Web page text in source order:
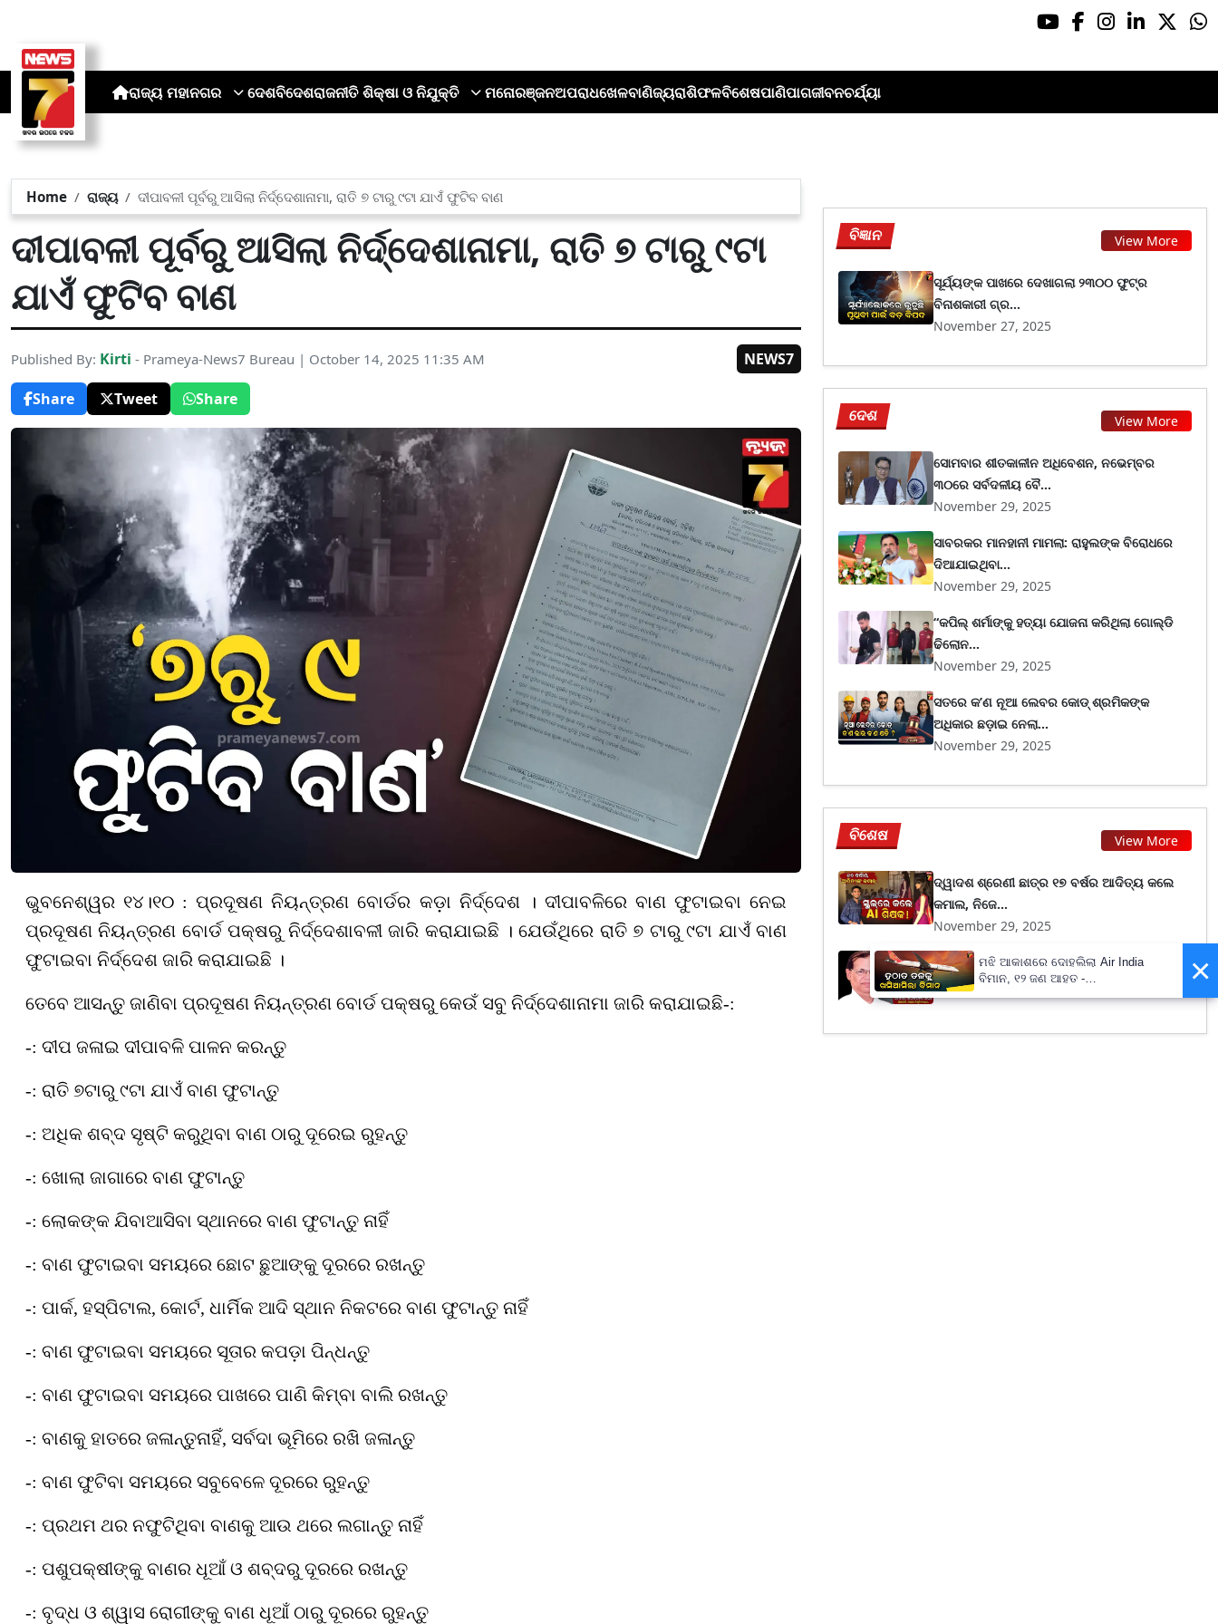
ରାଜ୍ୟ ମହାନଗର ଦେଶବିଦେଶରାଜନୀତି ଶିକ୍ଷା ଓ ନିଯୁକ୍ତି ମନୋରଞ୍ଜନଅପରାଧଖେଳବାଣିଜ୍ୟରାଶିଫଳବିଶେଷପାଣିପାଗଜୀବନଚର୍ଯ୍ୟା
Home ରାଜ୍ୟ ଦୀପାବଳୀ ପୂର୍ବରୁ ଆସିଲା ନିର୍ଦ୍ଦେଶାନାମା, ରାତି ୭ ଟାରୁ ୯ଟା ଯାଏଁ ଫୁଟିବ ବାଣ
ଦୀପାବଳୀ ପୂର୍ବରୁ ଆସିଲା ନିର୍ଦ୍ଦେଶାନାମା, ରାତି ୭ ଟାରୁ ୯ଟା
ଯାଏଁ ଫୁଟିବ ବାଣ
Published By: Kirti - Prameya-News7 Bureau | October 14, 2025 11:35 AM
NEWS7
Share
Tweet Share
ଭୁବନେଶ୍ୱର ୧୪।୧୦ : ପ୍ରଦୂଷଣ ନିୟନ୍ତ୍ରଣ ବୋର୍ଡର କଡ଼ା ନିର୍ଦ୍ଦେଶ । ଦୀପାବଳିରେ ବାଣ ଫୁଟାଇବା ନେଇ
ପ୍ରଦୂଷଣ ନିୟନ୍ତ୍ରଣ ବୋର୍ଡ ପକ୍ଷରୁ ନିର୍ଦ୍ଦେଶାବଳୀ ଜାରି କରାଯାଇଛି । ଯେଉଁଥିରେ ରାତି ୭ ଟାରୁ ୯ଟା ଯାଏଁ ବାଣ
ଫୁଟାଇବା ନିର୍ଦ୍ଦେଶ ଜାରି କରାଯାଇଛି ।
ତେବେ ଆସନ୍ତୁ ଜାଣିବା ପ୍ରଦୂଷଣ ନିୟନ୍ତ୍ରଣ ବୋର୍ଡ ପକ୍ଷରୁ କେଉଁ ସବୁ ନିର୍ଦ୍ଦେଶାନାମା ଜାରି କରାଯାଇଛି-:
-: ଦୀପ ଜଳାଇ ଦୀପାବଳି ପାଳନ କରନ୍ତୁ
-: ରାତି ୭ଟାରୁ ୯ଟା ଯାଏଁ ବାଣ ଫୁଟାନ୍ତୁ
-: ଅଧିକ ଶବ୍ଦ ସୃଷ୍ଟି କରୁଥିବା ବାଣ ଠାରୁ ଦୂରେଇ ରୁହନ୍ତୁ
-: ଖୋଲା ଜାଗାରେ ବାଣ ଫୁଟାନ୍ତୁ
-: ଲୋକଙ୍କ ଯିବାଆସିବା ସ୍ଥାନରେ ବାଣ ଫୁଟାନ୍ତୁ ନାହିଁ
-: ବାଣ ଫୁଟାଇବା ସମୟରେ ଛୋଟ ଛୁଆଙ୍କୁ ଦୂରରେ ରଖନ୍ତୁ
-: ପାର୍କ, ହସ୍ପିଟାଲ, କୋର୍ଟ, ଧାର୍ମିକ ଆଦି ସ୍ଥାନ ନିକଟରେ ବାଣ ଫୁଟାନ୍ତୁ ନାହିଁ
-: ବାଣ ଫୁଟାଇବା ସମୟରେ ସୂତାର କପଡ଼ା ପିନ୍ଧନ୍ତୁ
-: ବାଣ ଫୁଟାଇବା ସମୟରେ ପାଖରେ ପାଣି କିମ୍ବା ବାଲି ରଖନ୍ତୁ
-: ବାଣକୁ ହାତରେ ଜଳାନ୍ତୁନାହିଁ, ସର୍ବଦା ଭୂମିରେ ରଖି ଜଳାନ୍ତୁ
-: ବାଣ ଫୁଟିବା ସମୟରେ ସବୁବେଳେ ଦୂରରେ ରୁହନ୍ତୁ
-: ପ୍ରଥମ ଥର ନଫୁଟିଥିବା ବାଣକୁ ଆଉ ଥରେ ଲଗାନ୍ତୁ ନାହିଁ
-: ପଶୁପକ୍ଷୀଙ୍କୁ ବାଣର ଧୂଆଁ ଓ ଶବ୍ଦରୁ ଦୂରରେ ରଖନ୍ତୁ
-: ବୃଦ୍ଧ ଓ ଶ୍ୱାସ ରୋଗୀଙ୍କୁ ବାଣ ଧୂଆଁ ଠାରୁ ଦୂରରେ ରୁହନ୍ତୁ
ବିଜ୍ଞାନ View More
ସୂର୍ଯ୍ୟଙ୍କ ପାଖରେ ଦେଖାଗଲା ୨୩୦୦ ଫୁଟ୍‌ର
ବିନାଶକାରୀ ଗ୍ର...
November 27, 2025
ଦେଶ View More
ସୋମବାର ଶୀତକାଳୀନ ଅଧିବେଶନ, ନଭେମ୍ବର
୩୦ରେ ସର୍ବଦଳୀୟ ବୈ...
November 29, 2025
ସାବରକର ମାନହାନୀ ମାମଲା: ରାହୁଲଙ୍କ ବିରୋଧରେ
ଦିଆଯାଇଥିବା...
November 29, 2025
“କପିଲ୍ ଶର୍ମାଙ୍କୁ ହତ୍ୟା ଯୋଜନା କରିଥିଲା ଗୋଲ୍ଡି
ଢିଲୋନ...
November 29, 2025
ସତରେ କ’ଣ ନୂଆ ଲେବର କୋଡ୍‌ ଶ୍ରମିକଙ୍କ
ଅଧିକାର ଛଡ଼ାଇ ନେଲା...
November 29, 2025
ବିଶେଷ View More
ଦ୍ୱାଦଶ ଶ୍ରେଣୀ ଛାତ୍ର ୧୭ ବର୍ଷର ଆଦିତ୍ୟ କଲେ
କମାଲ, ନିଜେ...
November 29, 2025
ପ୍ରିୟ ଗୁରୁଙ୍କୁ ଶ୍ରଦ୍ଧାଞ୍ଜଳି....
November 28, 2025
×
ମଝି ଆକାଶରେ ଦୋହଲିଲା Air India
ବିମାନ, ୧୨ ଜଣ ଆହତ -
PrameyaNews7